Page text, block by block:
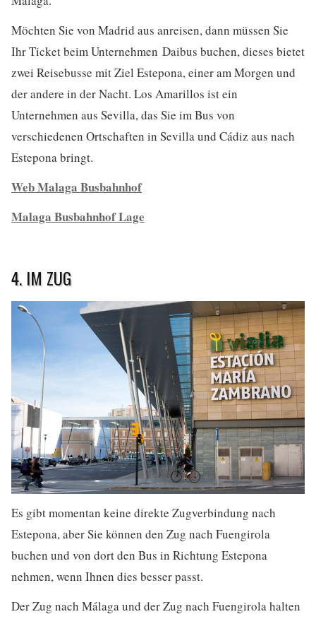
Möchten Sie von Madrid aus anreisen, dann müssen Sie
Ihr Ticket beim Unternehmen Daibus buchen, dieses bietet
zwei Reisebusse mit Ziel Estepona, einer am Morgen und
der andere in der Nacht. Los Amarillos ist ein
Unternehmen aus Sevilla, das Sie im Bus von
verschiedenen Ortschaften in Sevilla und Cádiz aus nach
Estepona bringt.
Web Malaga Busbahnhof
Malaga Busbahnhof Lage
4. IM ZUG
Es gibt momentan keine direkte Zugverbindung nach
Estepona, aber Sie können den Zug nach Fuengirola
buchen und von dort den Bus in Richtung Estepona
nehmen, wenn Ihnen dies besser passt.
Der Zug nach Málaga und der Zug nach Fuengirola halten